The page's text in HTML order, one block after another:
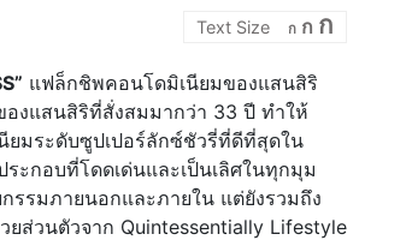
ก
Decrease
font
size.
ก Reset
font
ก
แฟล็กชิพคอนโดมิเนียมของแสนสิริ
งแสนสิริที่สั่งสมมากว่า 33 ปี ทำให้
ยมระดับซูปเปอร์ลักซ์ชัวรี่ที่ดีที่สุดใน
ระกอบที่โดดเด่นและเป็นเลิศในทุกมุม
รรมภายนอกและภายใน แต่ยังรวมถึง
ส่วนตัวจาก Quintessentially Lifestyle